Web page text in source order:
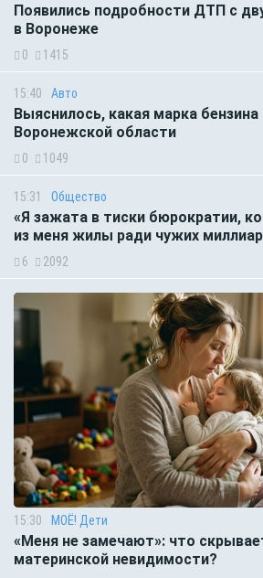
Появились подробности ДТП с
в Воронеже
0 1415
15:40 Авто
Выяснилось, какая марка
Воронежской области
0 1049
15:31 Общество
«Я зажата в тиски бюрократии,
из меня жилы ради чужих
6 2092
15:30 МОЁ! Дети
«Меня не замечают»: что
материнской невидимости?